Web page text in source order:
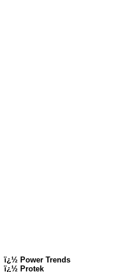
ï¿½ Power Trends
ï¿½ Protek